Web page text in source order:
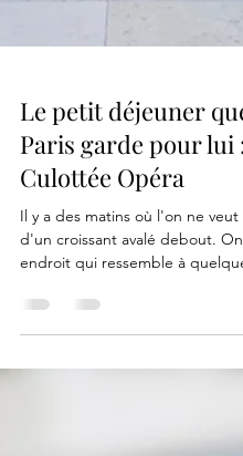
Le petit déjeuner
Paris garde pour lui :
Culottée Opéra
Il y a des matins où l'on ne veut
hôtel. Pas une chaîne. Quelque